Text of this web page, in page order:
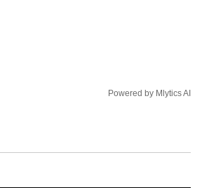
Powered by Mlytics AI